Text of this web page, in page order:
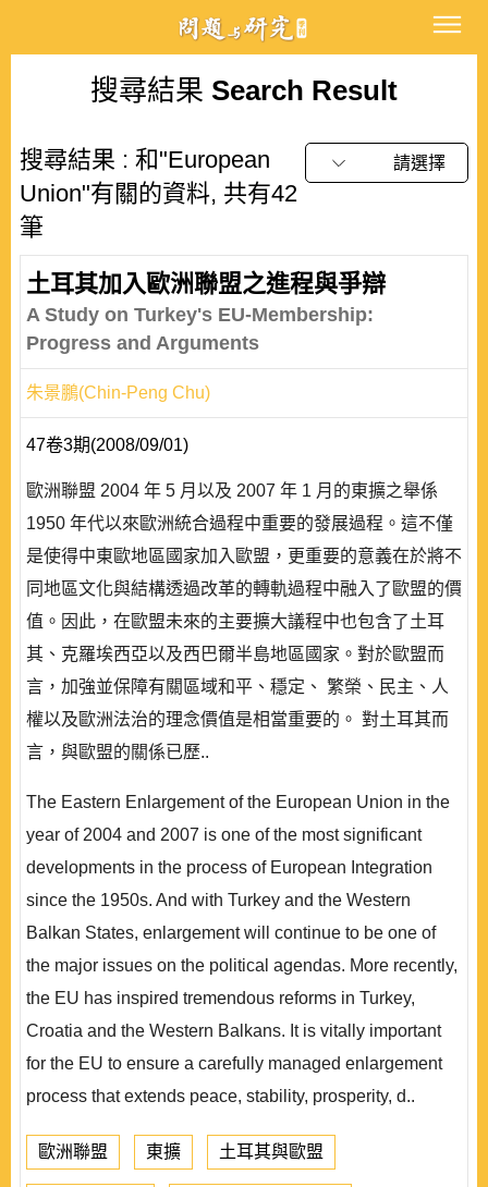
搜尋結果 Search Result
搜尋結果 : 和"European
Union"有關的資料, 共有42
筆
請選擇
土耳其加入歐洲聯盟之進程與爭辯
A Study on Turkey's EU-Membership:
Progress and Arguments
朱景鵬(Chin-Peng Chu)
47卷3期(2008/09/01)
歐洲聯盟 2004 年 5 月以及 2007 年 1 月的東擴之舉係
1950 年代以來歐洲統合過程中重要的發展過程。這不僅
是使得中東歐地區國家加入歐盟，更重要的意義在於將不
同地區文化與結構透過改革的轉軌過程中融入了歐盟的價
值。因此，在歐盟未來的主要擴大議程中也包含了土耳
其、克羅埃西亞以及西巴爾半島地區國家。對於歐盟而
言，加強並保障有關區域和平、穩定、 繁榮、民主、人
權以及歐洲法治的理念價值是相當重要的。 對土耳其而
言，與歐盟的關係已歷..
The Eastern Enlargement of the European Union in the
year of 2004 and 2007 is one of the most significant
developments in the process of European Integration
since the 1950s. And with Turkey and the Western
Balkan States, enlargement will continue to be one of
the major issues on the political agendas. More recently,
the EU has inspired tremendous reforms in Turkey,
Croatia and the Western Balkans. It is vitally important
for the EU to ensure a carefully managed enlargement
process that extends peace, stability, prosperity, d..
歐洲聯盟 東擴 土耳其與歐盟